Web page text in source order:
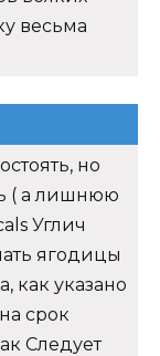
весьма
но
( а лишнюю
Углич
ягодицы
как указано
срок
Следует